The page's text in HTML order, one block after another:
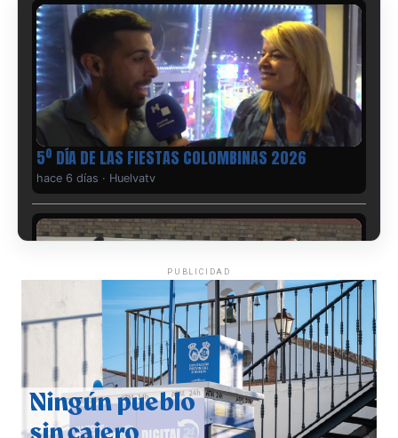
5º DÍA DE LAS FIESTAS COLOMBINAS 2026
hace 6 días · Huelvatv
CUARTA CORRIDA DE LAS FIESTAS COLOMBINAS
2026
hace 7 días·Huelvatv
PUBLICIDAD